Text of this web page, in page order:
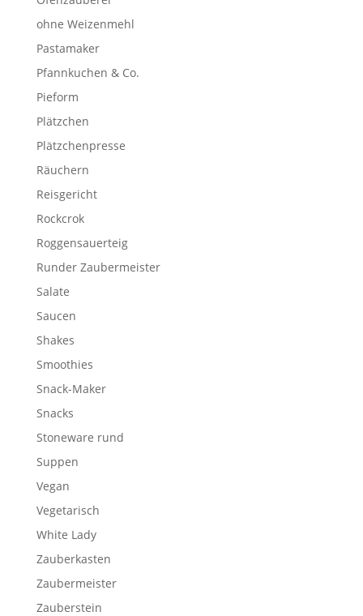
ohne Weizenmehl
Pastamaker
Pfannkuchen & Co.
Pieform
Plätzchen
Plätzchenpresse
Räuchern
Reisgericht
Rockcrok
Roggensauerteig
Runder Zaubermeister
Salate
Saucen
Shakes
Smoothies
Snack-Maker
Snacks
Stoneware rund
Suppen
Vegan
Vegetarisch
White Lady
Zauberkasten
Zaubermeister
Zauberstein